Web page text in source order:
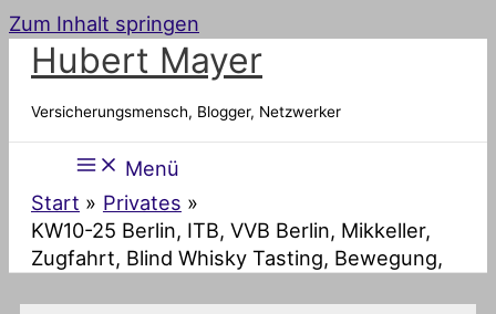
Zum Inhalt springen
Hubert Mayer
Versicherungsmensch, Blogger, Netzwerker
Menü
Start
Privates
KW10-25 Berlin, ITB, VVB Berlin, Mikkeller,
Zugfahrt, Blind Whisky Tasting, Bewegung,